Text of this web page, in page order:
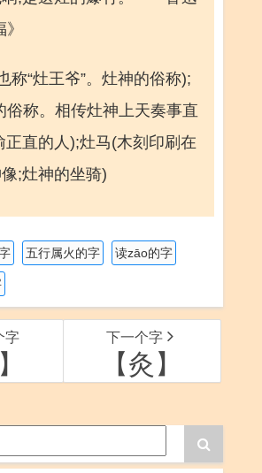
称“灶王爷”。灶神的俗称);
俗称。相传灶神上天奏事直
正直的人);灶马(木刻印刷在
;灶神的坐骑)
五行属火的字 读zāo的字
字 下一个字
【灸】